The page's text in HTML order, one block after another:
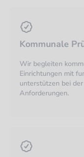
Kommunale
Wir begleiten
Einrichtungen mit
unterstützen bei
Anforderungen.